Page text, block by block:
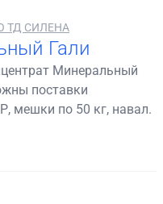
ТД СИЛЕНА
Гали
Минеральный
поставки
мешки по 50 кг, навал.